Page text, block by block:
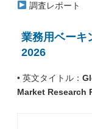
調査レポート
業務用ベーキ
2026
• 英文タイトル：
Market Research